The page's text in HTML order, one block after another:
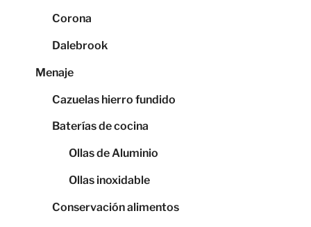
Corona
Dalebrook
Menaje
Cazuelas hierro fundido
Baterías de cocina
Ollas de Aluminio
Ollas inoxidable
Conservación alimentos